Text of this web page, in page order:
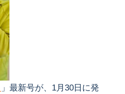
」最新号が、1月30日に発